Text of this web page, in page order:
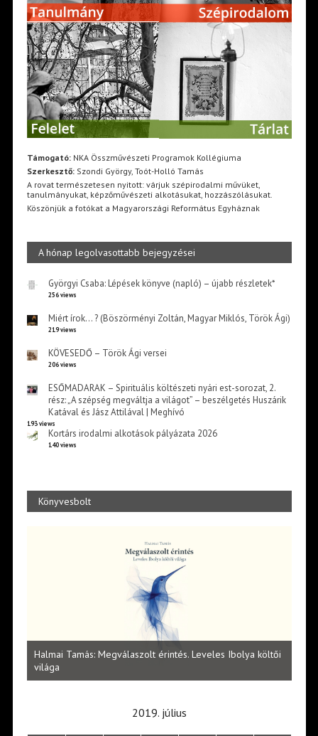
Támogató:NKA Összművészeti Programok Kollégiuma
Szerkesztő:Szondi György, Toót-Holló Tamás
A rovat természetesen nyitott: várjuk szépirodalmi művüket,
tanulmányukat, képzőművészeti alkotásukat, hozzászólásukat.
Köszönjük a fotókat a Magyarországi Református Egyháznak
A hónap legolvasottabb bejegyzései
Györgyi Csaba: Lépések könyve (napló) – újabb részletek*
256 views
Miért írok… ? (Böszörményi Zoltán, Magyar Miklós, Török Ági)
219 views
KÖVESEDŐ – Török Ági versei
206 views
ESŐMADARAK – Spirituális költészeti nyári est-sorozat, 2.
rész: „A szépség megváltja a világot” – beszélgetés Huszárik
Katával és Jász Attilával | Meghívó
193 views
Kortárs irodalmi alkotások pályázata 2026
140 views
Könyvesbolt
Halmai Tamás: Megválaszolt érintés. Leveles Ibolya költői
világa
2019. július